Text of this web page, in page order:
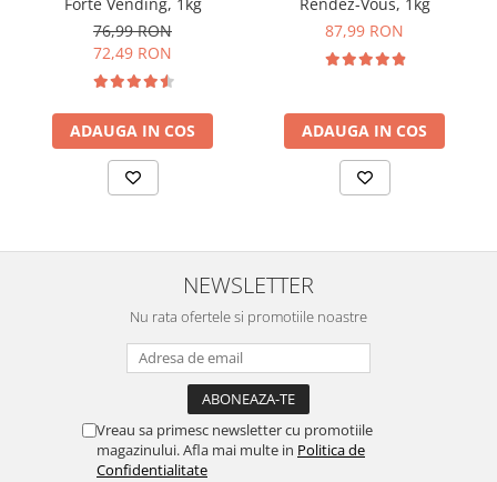
Forte Vending, 1kg
76,99 RON
72,49 RON
ADAUGA IN COS
Rendez-Vous, 1kg
87,99 RON
ADAUGA IN COS
NEWSLETTER
Nu rata ofertele si promotiile noastre
Vreau sa primesc newsletter cu promotiile
magazinului. Afla mai multe in Politica de
Confidentialitate